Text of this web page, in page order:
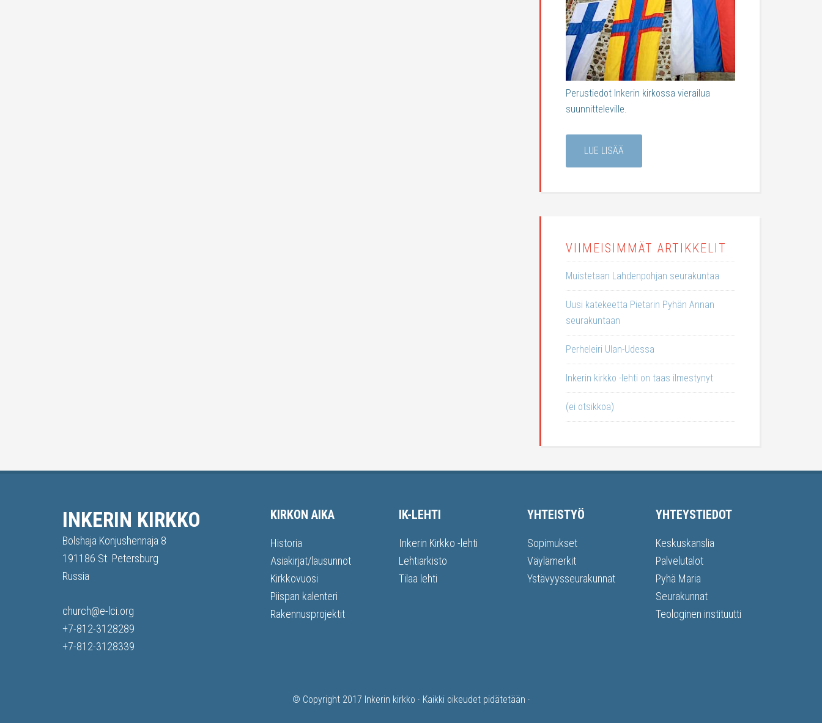
Perustiedot Inkerin kirkossa vierailua
suunnitteleville.
LUE LISÄÄ
VIIMEISIMMÄT ARTIKKELIT
Muistetaan Lahdenpohjan seurakuntaa
Uusi katekeetta Pietarin Pyhän Annan
seurakuntaan
Perheleiri Ulan-Udessa
Inkerin kirkko -lehti on taas ilmestynyt
(ei otsikkoa)
INKERIN KIRKKO
Bolshaja Konjushennaja 8
191186 St. Petersburg
Russia
church@e-lci.org
+7-812-3128289
+7-812-3128339
KIRKON AIKA
Historia
Asiakirjat/lausunnot
Kirkkovuosi
Piispan kalenteri
Rakennusprojektit
IK-LEHTI
Inkerin Kirkko -lehti
Lehtiarkisto
Tilaa lehti
YHTEISTYÖ
Sopimukset
Väylämerkit
Ystävyysseurakunnat
YHTEYSTIEDOT
Keskuskanslia
Palvelutalot
Pyhä Maria
Seurakunnat
Teologinen instituutti
© Copyright 2017 Inkerin kirkko · Kaikki oikeudet pidätetään ·